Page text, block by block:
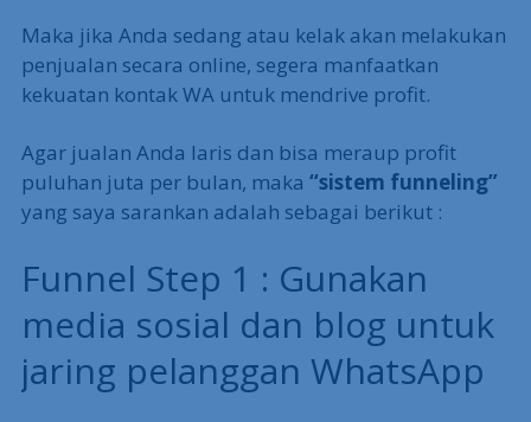
Maka jika Anda sedang atau kelak akan melakukan
penjualan secara online, segera manfaatkan
kekuatan kontak WA untuk mendrive profit.
Agar jualan Anda laris dan bisa meraup profit
puluhan juta per bulan, maka “sistem funneling”
yang saya sarankan adalah sebagai berikut :
Funnel Step 1 : Gunakan
media sosial dan blog untuk
jaring pelanggan WhatsApp